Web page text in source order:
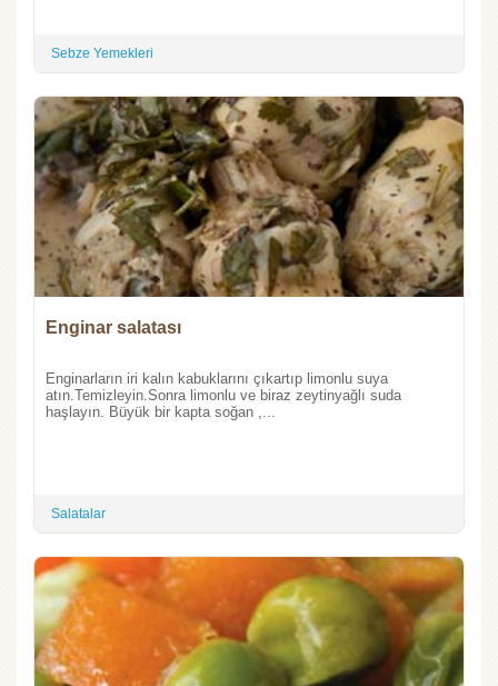
Sebze Yemekleri
Enginar salatası
Enginarların iri kalın kabuklarını çıkartıp limonlu suya
atın.Temizleyin.Sonra limonlu ve biraz zeytinyağlı suda
haşlayın. Büyük bir kapta soğan ,...
Salatalar